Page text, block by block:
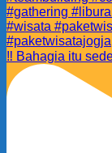
‼️ Bahagia itu